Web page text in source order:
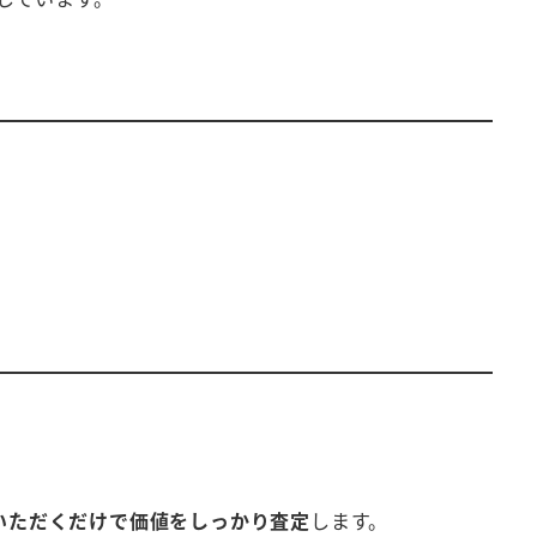
だくだけで価値をしっかり査定 します。